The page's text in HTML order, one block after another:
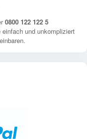
0800 122 122 5
einfach und unkompliziert